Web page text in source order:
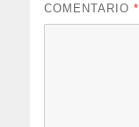
COMENTARIO*